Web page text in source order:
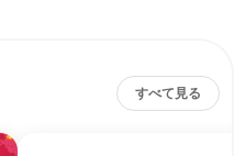
すべて見る